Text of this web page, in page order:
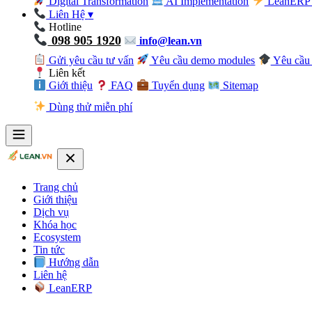
Liên Hệ▾
Hotline
098 905 1920
info@lean.vn
Gửi yêu cầu tư vấn
Yêu cầu demo modules
Yêu cầu
Liên kết
Giới thiệu
FAQ Tuyển dụng
Sitemap
Dùng thử miễn phí
Trang chủ
Giới thiệu
Dịch vụ
Khóa học
Ecosystem
Tin tức
Hướng dẫn
Liên hệ
LeanERP